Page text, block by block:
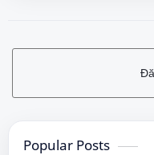
Popular Posts